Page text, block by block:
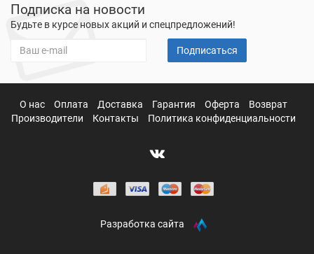
Подписка на новости
Будьте в курсе новых акций и спецпредложений!
Подписаться
О нас Оплата Доставка Гарантия Оферта
Возврат
Производители
Контакты Политика конфиденциальности
Разработка сайта